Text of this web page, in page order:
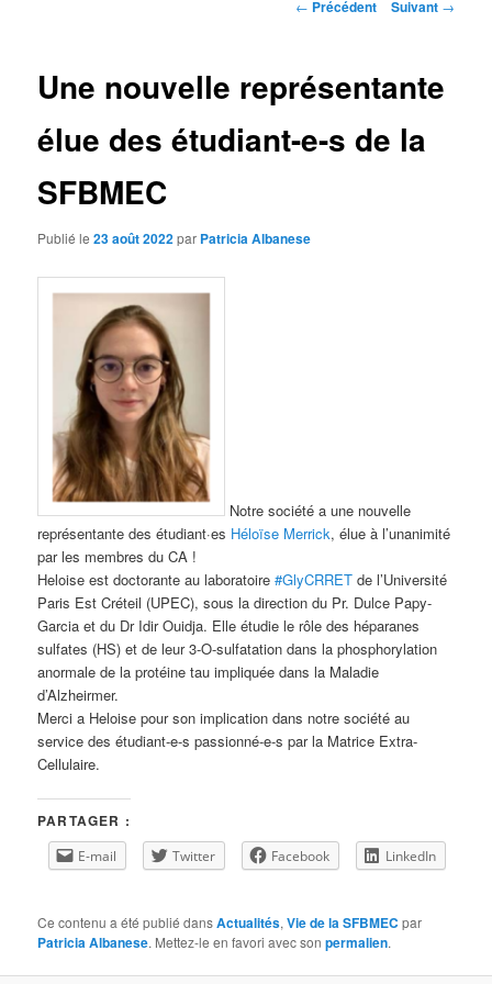
← Précédent Suivant →
Une nouvelle représentante
élue des étudiant-e-s de la
SFBMEC
Publié le23 août 2022par Patricia Albanese
Notre société a une nouvelle
représentante des étudiant·es Héloïse Merrick, élue à l’unanimité
par les membres du CA !
Heloise est doctorante au laboratoire#GlyCRRET de l’Université
Paris Est Créteil (UPEC), sous la direction du Pr. Dulce Papy-
Garcia et du Dr Idir Ouidja. Elle étudie le rôle des héparanes
sulfates (HS) et de leur 3-O-sulfatation dans la phosphorylation
anormale de la protéine tau impliquée dans la Maladie
d’Alzheirmer.
Merci a Heloise pour son implication dans notre société au
service des étudiant-e-s passionné-e-s par la Matrice Extra-
Cellulaire.
PARTAGER :
E-mail Twitter Facebook LinkedIn
Ce contenu a été publié dansActualités,Vie de la SFBMEC par
Patricia Albanese. Mettez-le en favori avec sonpermalien.